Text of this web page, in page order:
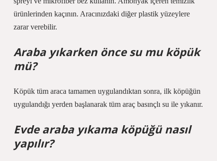
ürünlerinden kaçının. Aracınızdaki diğer plastik yüzeylere
zarar verebilir.
Araba yıkarken önce su mu köpük
mü?
Köpük tüm araca tamamen uygulandıktan sonra, ilk köpüğün
uygulandığı yerden başlanarak tüm araç basınçlı su ile yıkanır.
Evde araba yıkama köpüğü nasıl
yapılır?